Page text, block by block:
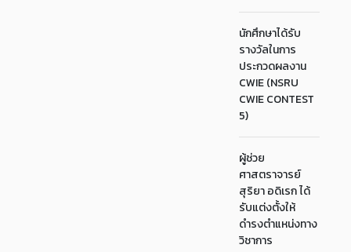
นักศึกษาได้รับ
รางวัลในการ
ประกวดผลงาน
CWIE (NSRU
CWIE CONTEST
5)
ผู้ช่วย
ศาสตราจารย์
สุริยา อดิเรก ได้
รับแต่งตั้งให้
ดำรงตำแหน่งทาง
วิชาการ